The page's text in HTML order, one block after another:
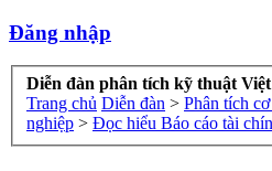
Đăng nhập
Diễn đàn phân tích kỹ thuật
Trang chủ Diễn đàn > Phân tích cơ
nghiệp > Đọc hiểu Báo cáo tài